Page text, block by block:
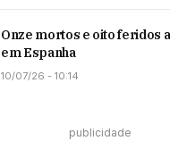
Onze mortos e oito feridos
em Espanha
10/07/26 - 10:14
publicidade